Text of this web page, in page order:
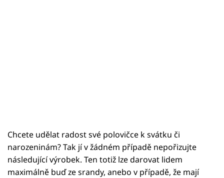
Chcete udělat radost své polovičce k svátku či
narozeninám? Tak jí v žádném případě nepořizujte
následující výrobek. Ten totiž lze darovat lidem
maximálně buď ze srandy, anebo v případě, že mají